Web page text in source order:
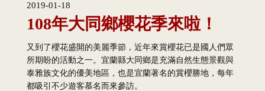
2019-01-18
108年大同鄉櫻花季來啦！
又到了櫻花盛開的美麗季節，近年來賞櫻花已是國人們眾
所期盼的活動之一。宜蘭縣大同鄉是充滿自然生態景觀與
泰雅族文化的優美地區，也是宜蘭著名的賞櫻勝地，每年
都吸引不少遊客慕名而來參訪。